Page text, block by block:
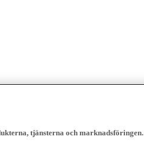
tjänsterna och marknadsföringen.